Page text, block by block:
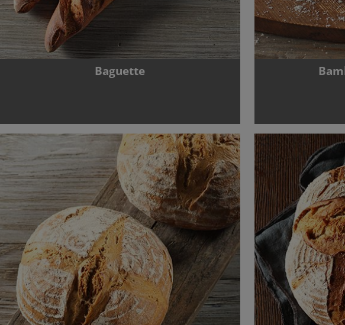
Baguette